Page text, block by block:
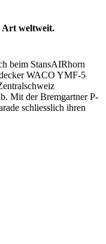
Art weltweit.
beim StansAIRhorn
WACO YMF-5
Mit der Bremgartner P-
schliesslich ihren